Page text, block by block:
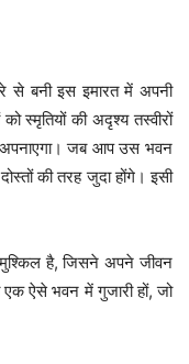
से बनी इस इमारत में अपनी
स्मृतियों की अदृश्य तस्वीरों
जब आप उस भवन
की तरह जुदा होंगे। इसी
है, जिसने अपने जीवन
एक ऐसे भवन में गुजारी हों, जो